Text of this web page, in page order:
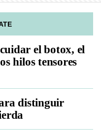
el botox, el
hilos tensores
distinguir